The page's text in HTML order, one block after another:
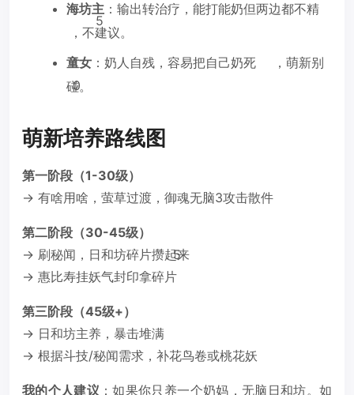
海坊主 ：输出转治疗，能打能奶但两边都不精
5
，不建议。
童女 ：奶人自残，容易把自己奶死
1
0
，萌新别
碰。
萌新培养路线图
第一阶段（1-30级）
→ 有啥用啥，萤草过渡，御魂无脑3攻击散件
第二阶段（30-45级）
→ 刷秘闻，日和坊碎片攒起来
5
→ 惠比寿挂妖气封印拿碎片
第三阶段（45级+）
→ 日和坊主养，暴击堆满
→ 根据斗技/秘闻需求，补花鸟卷或桃花妖
我的个人建议 ：如果你只养一个奶妈，无脑日和坊。如